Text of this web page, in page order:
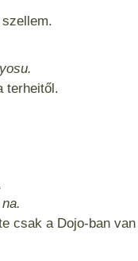
terheitől.
csak a Dojo-ban